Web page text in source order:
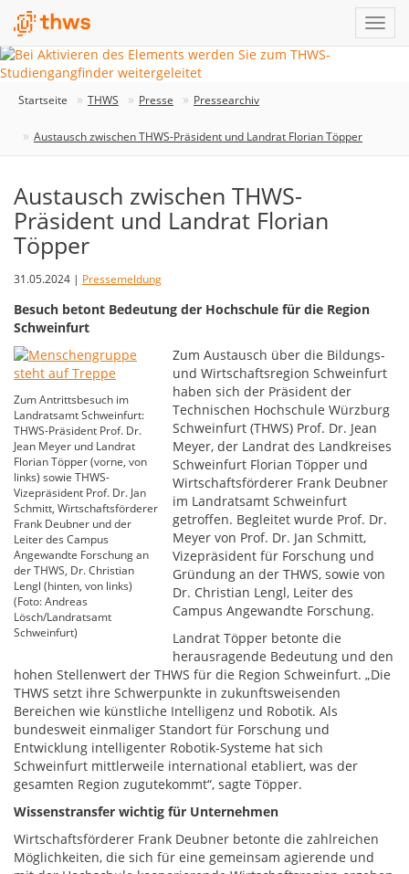
Startseite THWS Presse Pressearchiv
Austausch zwischen THWS-Präsident und Landrat Florian Töpper
Austausch zwischen THWS-
Präsident und Landrat Florian
Töpper
31.05.2024 | Pressemeldung
Besuch betont Bedeutung der Hochschule für die Region
Schweinfurt
Zum Antrittsbesuch im
Landratsamt Schweinfurt:
THWS-Präsident Prof. Dr.
Jean Meyer und Landrat
Florian Töpper (vorne, von
links) sowie THWS-
Vizepräsident Prof. Dr. Jan
Schmitt, Wirtschaftsförderer
Frank Deubner und der
Leiter des Campus
Angewandte Forschung an
der THWS, Dr. Christian
Lengl (hinten, von links)
(Foto: Andreas
Lösch/Landratsamt
Schweinfurt)
Zum Austausch über die Bildungs-
und Wirtschaftsregion Schweinfurt
haben sich der Präsident der
Technischen Hochschule Würzburg
Schweinfurt (THWS) Prof. Dr. Jean
Meyer, der Landrat des Landkreises
Schweinfurt Florian Töpper und
Wirtschaftsförderer Frank Deubner
im Landratsamt Schweinfurt
getroffen. Begleitet wurde Prof. Dr.
Meyer von Prof. Dr. Jan Schmitt,
Vizepräsident für Forschung und
Gründung an der THWS, sowie von
Dr. Christian Lengl, Leiter des
Campus Angewandte Forschung.
Landrat Töpper betonte die
herausragende Bedeutung und den
hohen Stellenwert der THWS für die Region Schweinfurt. „Die
THWS setzt ihre Schwerpunkte in zukunftsweisenden
Bereichen wie künstliche Intelligenz und Robotik. Als
bundesweit einmaliger Standort für Forschung und
Entwicklung intelligenter Robotik-Systeme hat sich
Schweinfurt mittlerweile international etabliert, was der
gesamten Region zugutekommt“, sagte Töpper.
Wissenstransfer wichtig für Unternehmen
Wirtschaftsförderer Frank Deubner betonte die zahlreichen
Möglichkeiten, die sich für eine gemeinsam agierende und